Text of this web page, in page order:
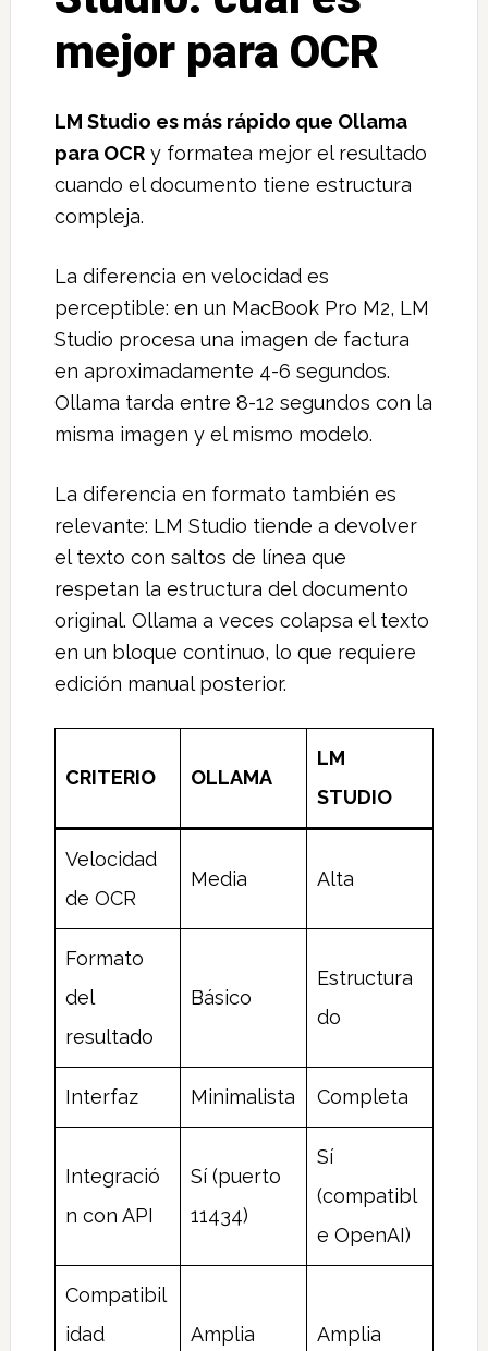
mejor para OCR
LM Studio es más rápido que Ollama
para OCRy formatea mejor el resultado
cuando el documento tiene estructura
compleja.
La diferencia en velocidad es
perceptible: en un MacBook Pro M2, LM
Studio procesa una imagen de factura
en aproximadamente 4-6 segundos.
Ollama tarda entre 8-12 segundos con la
misma imagen y el mismo modelo.
La diferencia en formato también es
relevante: LM Studio tiende a devolver
el texto con saltos de línea que
respetan la estructura del documento
original. Ollama a veces colapsa el texto
en un bloque continuo, lo que requiere
edición manual posterior.
CRITERIO OLLAMA
LM
STUDIO
Velocidad
de OCR
Media Alta
Formato
del
resultado
Básico
Estructura
do
Interfaz Minimalista Completa
Integració
n con API
Sí (puerto
11434)
Sí
(compatibl
e OpenAI)
Compatibil
idad
Amplia Amplia